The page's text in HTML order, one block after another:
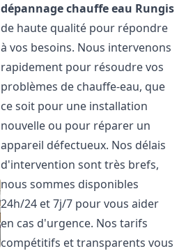
dépannage chauffe eau Rungis
de haute qualité pour répondre
à vos besoins. Nous intervenons
rapidement pour résoudre vos
problèmes de chauffe-eau, que
ce soit pour une installation
nouvelle ou pour réparer un
appareil défectueux. Nos délais
d'intervention sont très brefs,
nous sommes disponibles
24h/24 et 7j/7 pour vous aider
en cas d'urgence. Nos tarifs
compétitifs et transparents vous